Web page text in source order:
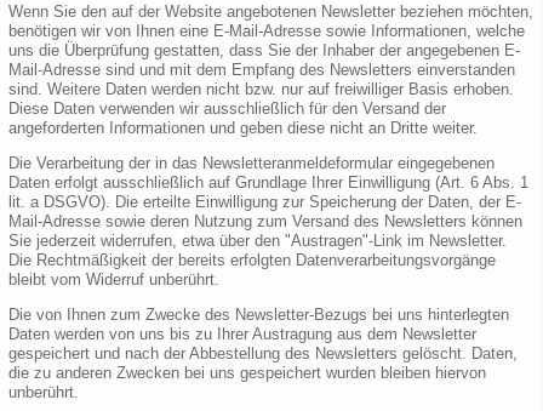
Wenn Sie den auf der Website angebotenen Newsletter beziehen möchten,
benötigen wir von Ihnen eine E-Mail-Adresse sowie Informationen, welche
uns die Überprüfung gestatten, dass Sie der Inhaber der angegebenen E-
Mail-Adresse sind und mit dem Empfang des Newsletters einverstanden
sind. Weitere Daten werden nicht bzw. nur auf freiwilliger Basis erhoben.
Diese Daten verwenden wir ausschließlich für den Versand der
angeforderten Informationen und geben diese nicht an Dritte weiter.
Die Verarbeitung der in das Newsletteranmeldeformular eingegebenen
Daten erfolgt ausschließlich auf Grundlage Ihrer Einwilligung (Art. 6 Abs. 1
lit. a DSGVO). Die erteilte Einwilligung zur Speicherung der Daten, der E-
Mail-Adresse sowie deren Nutzung zum Versand des Newsletters können
Sie jederzeit widerrufen, etwa über den "Austragen"-Link im Newsletter.
Die Rechtmäßigkeit der bereits erfolgten Datenverarbeitungsvorgänge
bleibt vom Widerruf unberührt.
Die von Ihnen zum Zwecke des Newsletter-Bezugs bei uns hinterlegten
Daten werden von uns bis zu Ihrer Austragung aus dem Newsletter
gespeichert und nach der Abbestellung des Newsletters gelöscht. Daten,
die zu anderen Zwecken bei uns gespeichert wurden bleiben hiervon
unberührt.